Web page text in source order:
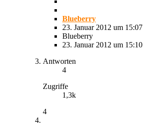
Blueberry
23. Januar 2012 um 15:07
Blueberry
23. Januar 2012 um 15:10
Antworten
4
Zugriffe
1,3k
4